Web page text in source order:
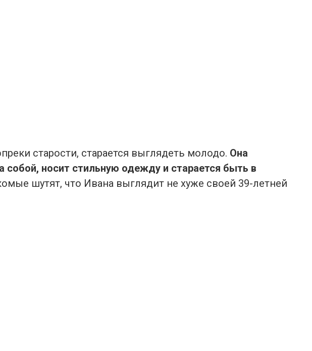
старости, старается выглядеть молодо. Она
собой, носит стильную одежду и старается быть в
шутят, что Ивана выглядит не хуже своей 39-летней